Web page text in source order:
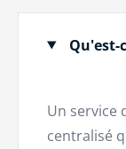
Qu'est-
Un service
centralisé